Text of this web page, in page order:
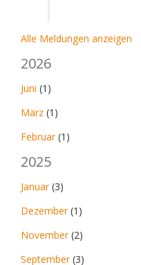
Alle Meldungen anzeigen
2026
Juni (1)
März (1)
Februar(1)
2025
Januar(3)
Dezember(1)
November(2)
September(3)